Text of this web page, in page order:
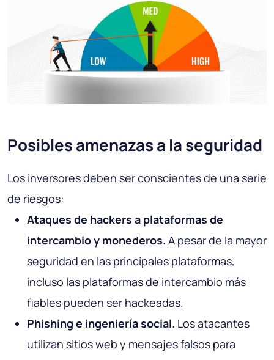
Posibles amenazas a la seguridad
Los inversores deben ser conscientes de una serie
de riesgos:
Ataques de hackers a plataformas de
intercambio y monederos. A pesar de la mayor
seguridad en las principales plataformas,
incluso las plataformas de intercambio más
fiables pueden ser hackeadas.
Phishing e ingeniería social. Los atacantes
utilizan sitios web y mensajes falsos para